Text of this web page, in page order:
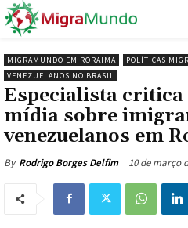
MIGRAMUNDO EM RORAIMA POLÍTICAS
VENEZUELANOS NO BRASIL
Especialista critica
mídia sobre
venezuelanos em
By Rodrigo Borges Delfim 10 de março